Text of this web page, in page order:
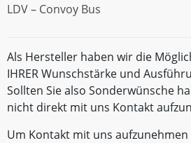
LDV – Convoy Bus
Als Hersteller haben wir die
IHRER Wunschstärke und
Sollten Sie also Sonderwünsche
nicht direkt mit uns Kontakt
Um Kontakt mit uns